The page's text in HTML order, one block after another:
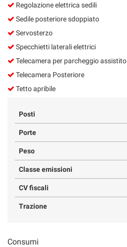
Regolazione elettrica sedili
Sedile posteriore sdoppiato
Servosterzo
Specchietti laterali elettrici
Telecamera per parcheggio assistito
Telecamera Posteriore
Tetto apribile
Posti
Porte
Peso
Classe emissioni
CV fiscali
Trazione
Consumi